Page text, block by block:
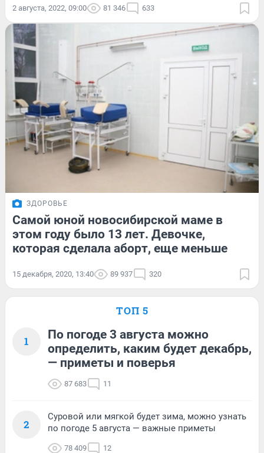
2 августа, 2022, 09:00 81 346 633
ЗДОРОВЬЕ
Самой юной новосибирской маме в
этом году было 13 лет. Девочке,
которая сделала аборт, еще меньше
15 декабря, 2020, 13:40 89 937 320
ТОП 5
1
По погоде 3 августа можно
определить, каким будет декабрь,
— приметы и поверья
87 683 11
2
Суровой или мягкой будет зима, можно узнать
по погоде 5 августа — важные приметы
78 409 12